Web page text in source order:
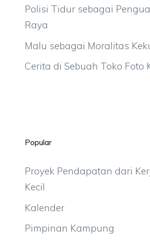
Polisi Tidur sebagai
Raya
Malu sebagai Moralitas
Cerita di Sebuah Toko Foto
Popular
Proyek Pendapatan dari
Kecil
Kalender
Pimpinan Kampung